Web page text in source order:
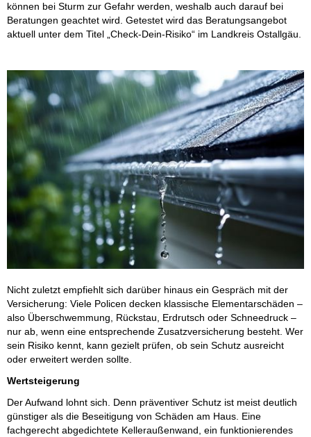
können bei Sturm zur Gefahr werden, weshalb auch darauf bei
Beratungen geachtet wird. Getestet wird das Beratungsangebot
aktuell unter dem Titel „Check-Dein-Risiko“ im Landkreis Ostallgäu.
Nicht zuletzt empfiehlt sich darüber hinaus ein Gespräch mit der
Versicherung: Viele Policen decken klassische Elementarschäden –
also Überschwemmung, Rückstau, Erdrutsch oder Schneedruck –
nur ab, wenn eine entsprechende Zusatzversicherung besteht. Wer
sein Risiko kennt, kann gezielt prüfen, ob sein Schutz ausreicht
oder erweitert werden sollte.
Wertsteigerung
Der Aufwand lohnt sich. Denn präventiver Schutz ist meist deutlich
günstiger als die Beseitigung von Schäden am Haus. Eine
fachgerecht abgedichtete Kelleraußenwand, ein funktionierendes